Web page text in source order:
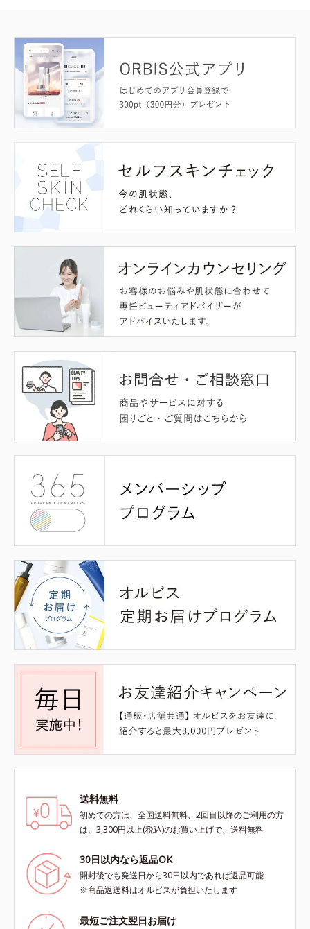
送料無料
初めての方は、全国送料無料、2回目以降のご利用の方
は、3,300円以上(税込)のお買い上げで、送料無料
30日以内なら返品OK
開封後でも発送日から30日以内であれば返品可能
※商品返送料はオルビスが負担いたします
最短ご注文翌日お届け